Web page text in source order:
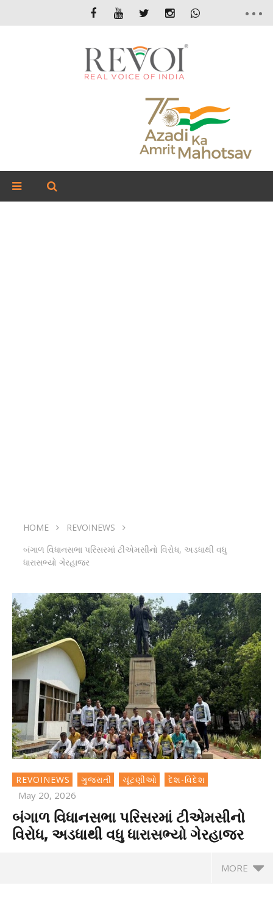
HOME
REVOINEWS
બંગાળ વિધાનસભા પરિસરમાં ટીએમસીનો વિરોધ, અડધાથી વધુ
ધારાસભ્યો ગેરહાજર
REVOINEWS ગુજરાતી ચૂંટણીઓ દેશ-વિદેશ
May 20, 2026
બંગાળ વિધાનસભા પરિસરમાં ટીએમસીનો
વિરોધ, અડધાથી વધુ ધારાસભ્યો ગેરહાજર
MORE